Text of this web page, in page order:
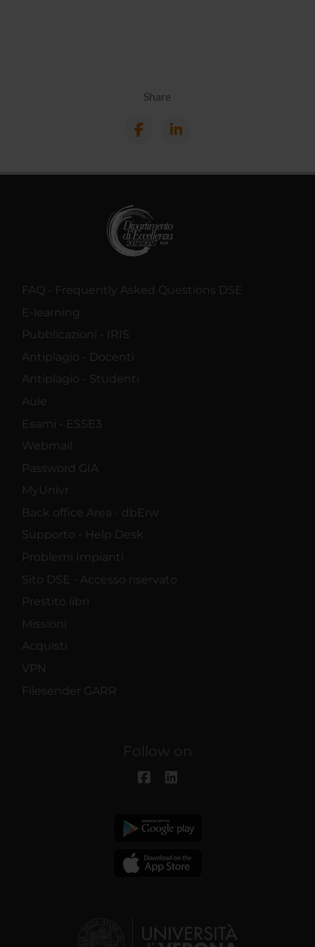
Share
FAQ - Frequently Asked Questions DSE
E-learning
Pubblicazioni - IRIS
Antiplagio - Docenti
Antiplagio - Studenti
Aule
Esami - ESSE3
Webmail
Password GIA
MyUnivr
Back office Area - dbErw
Supporto - Help Desk
Problemi Impianti
Sito DSE - Accesso riservato
Prestito libri
Missioni
Acquisti
VPN
Filesender GARR
Follow on